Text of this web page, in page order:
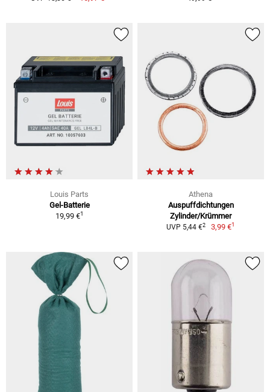
Louis Parts
Gel-Batterie
19,99 €1
Athena
Auspuffdichtungen
Zylinder/Krümmer
UVP 5,44 €2 3,99 €1